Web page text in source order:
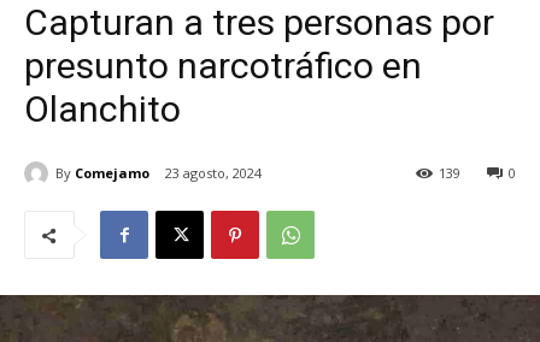
Capturan a tres personas por
presunto narcotráfico en
Olanchito
By Comejamo 23 agosto, 2024 0
139